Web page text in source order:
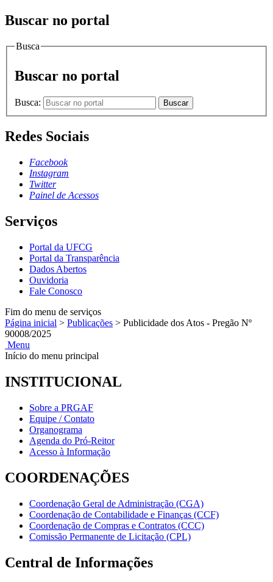
Buscar no portal
Busca
Buscar no portal
Busca: Buscar
Redes Sociais
Facebook
Instagram
Twitter
Painel de Acessos
Serviços
Portal da UFCG
Portal da Transparência
Dados Abertos
Ouvidoria
Fale Conosco
Fim do menu de serviços
Página inicial > Publicações > Publicidade dos Atos - Pregão Nº
90008/2025
Menu
Início do menu principal
INSTITUCIONAL
Sobre a PRGAF
Equipe / Contato
Organograma
Agenda do Pró-Reitor
Acesso à Informação
COORDENAÇÕES
Coordenação Geral de Administração (CGA)
Coordenação de Contabilidade e Finanças (CCF)
Coordenação de Compras e Contratos (CCC)
Comissão Permanente de Licitação (CPL)
Central de Informações